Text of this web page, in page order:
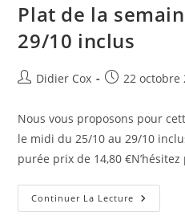
Plat de la
29/10 inclus
Didier Cox 22 octobre
Nous vous proposons pour
le midi du 25/10 au 29/10
purée prix de 14,80
Continuer La Lecture